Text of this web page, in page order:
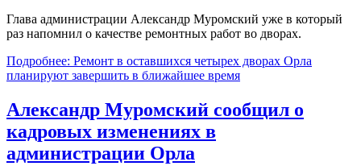
Глава администрации Александр Муромский уже в который
раз напомнил о качестве ремонтных работ во дворах.
Подробнее: Ремонт в оставшихся четырех дворах Орла
планируют завершить в ближайшее время
Александр Муромский сообщил о
кадровых изменениях в
администрации Орла